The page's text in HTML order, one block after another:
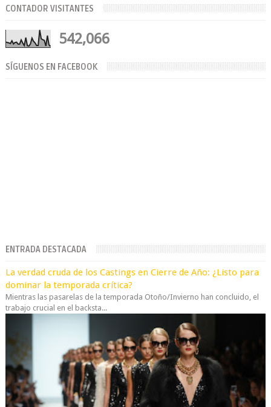
CONTADOR VISITANTES
542,066
SÍGUENOS EN FACEBOOK
ENTRADA DESTACADA
La verdad cruda de los Castings en Cierre de Año: ¿Listo para
dominar la temporada crítica?
Mientras las pasarelas de la temporada Otoño/Invierno han concluido, el
trabajo crucial en el backsta...